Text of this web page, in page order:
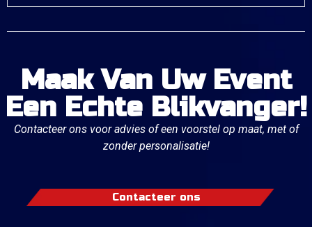
Maak Van Uw Event
Een Echte Blikvanger!
Contacteer ons voor advies of een voorstel op maat, met of
zonder personalisatie!
Contacteer ons